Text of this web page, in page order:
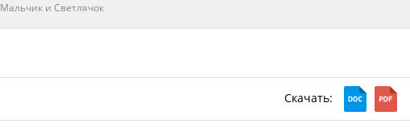
Мальчик и Светлячок
Скачать: